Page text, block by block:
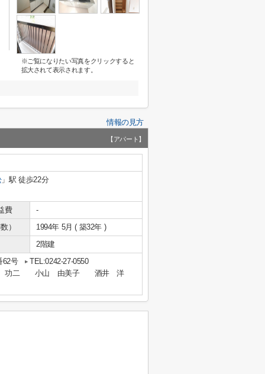
※ご覧になりたい写真をクリックすると
拡大されて表示されます。
情報の見方
【アパート】
」駅 徒歩22分
費
-
）
1994年 5月 ( 築32年 )
2階建
62号
TEL:0242-27-0550
藤 功二 小山 由美子 酒井 洋